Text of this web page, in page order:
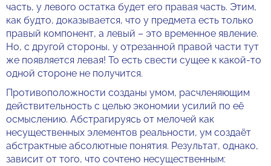
часть, у левого остатка будет его правая часть. Этим,
как будто, доказывается, что у предмета есть только
правый компонент, а левый – это временное явление.
Но, с другой стороны, у отрезанной правой части тут
же появляется левая! То есть свести сущее к какой-то
одной стороне не получится.
Противоположности созданы умом, расчленяющим
действительность с целью экономии усилий по её
осмыслению. Абстрагируясь от мелочей как
несущественных элементов реальности, ум создаёт
абстрактные абсолютные понятия. Результат, однако,
зависит от того, что сочтено несущественным: